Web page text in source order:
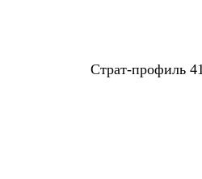
Страт-профиль